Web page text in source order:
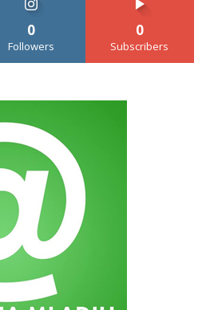
0
Followers
0
Subscribers